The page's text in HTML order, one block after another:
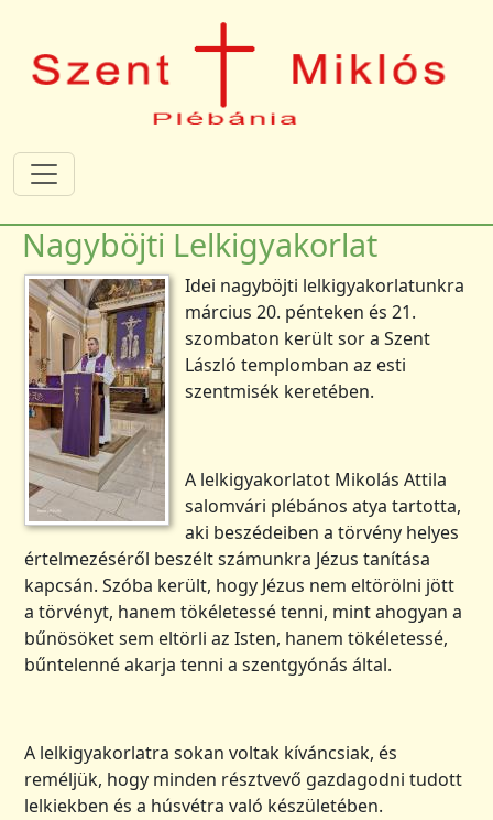
Nagyböjti Lelkigyakorlat
Idei nagyböjti lelkigyakorlatunkra
március 20. pénteken és 21.
szombaton került sor a Szent
László templomban az esti
szentmisék keretében.
A lelkigyakorlatot Mikolás Attila
salomvári plébános atya tartotta,
aki beszédeiben a törvény helyes
értelmezéséről beszélt számunkra Jézus tanítása
kapcsán. Szóba került, hogy Jézus nem eltörölni jött
a törvényt, hanem tökéletessé tenni, mint ahogyan a
bűnösöket sem eltörli az Isten, hanem tökéletessé,
bűntelenné akarja tenni a szentgyónás által.
A lelkigyakorlatra sokan voltak kíváncsiak, és
reméljük, hogy minden résztvevő gazdagodni tudott
lelkiekben és a húsvétra való készületében.